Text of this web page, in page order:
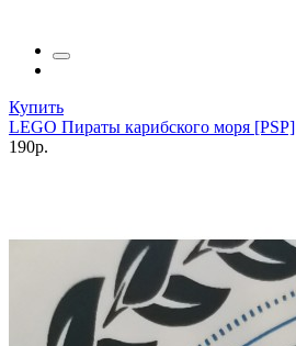
Купить
LEGO Пираты карибского моря [PSP]
190р.